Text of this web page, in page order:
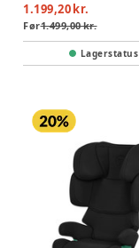
1.199,20 kr.
Før1.499,00 kr.
Lagerstatus